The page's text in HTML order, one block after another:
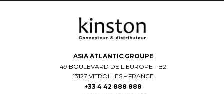
ASIA ATLANTIC GROUPE
49 BOULEVARD DE L'EUROPE - B2
13127 VITROLLES – FRANCE
+33 4 42 888 888